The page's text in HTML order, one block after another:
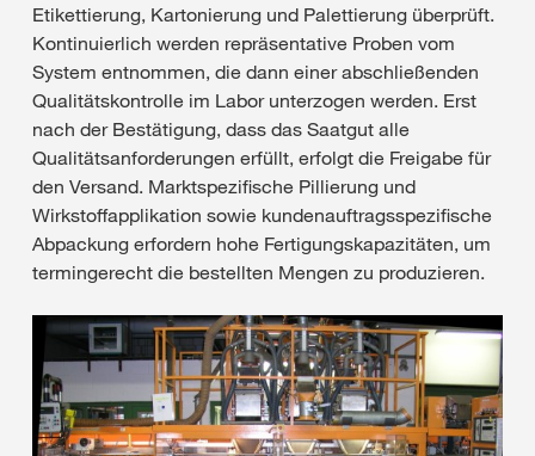
Etikettierung, Kartonierung und Palettierung überprüft.
Kontinuierlich werden repräsentative Proben vom
System entnommen, die dann einer abschließenden
Qualitätskontrolle im Labor unterzogen werden. Erst
nach der Bestätigung, dass das Saatgut alle
Qualitätsanforderungen erfüllt, erfolgt die Freigabe für
den Versand. Marktspezifische Pillierung und
Wirkstoffapplikation sowie kundenauftragsspezifische
Abpackung erfordern hohe Fertigungskapazitäten, um
termingerecht die bestellten Mengen zu produzieren.